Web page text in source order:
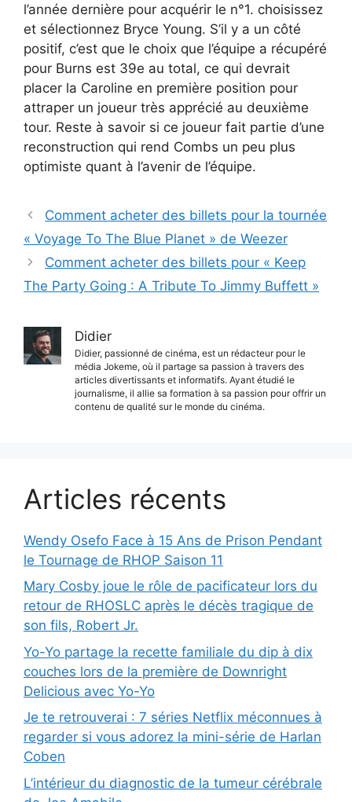
l’année dernière pour acquérir le n°1. choisissez
et sélectionnez Bryce Young. S’il y a un côté
positif, c’est que le choix que l’équipe a récupéré
pour Burns est 39e au total, ce qui devrait
placer la Caroline en première position pour
attraper un joueur très apprécié au deuxième
tour. Reste à savoir si ce joueur fait partie d’une
reconstruction qui rend Combs un peu plus
optimiste quant à l’avenir de l’équipe.
Comment acheter des billets pour la tournée
« Voyage To The Blue Planet » de Weezer
Comment acheter des billets pour « Keep
The Party Going : A Tribute To Jimmy Buffett »
Didier
Didier, passionné de cinéma, est un rédacteur pour le
média Jokeme, où il partage sa passion à travers des
articles divertissants et informatifs. Ayant étudié le
journalisme, il allie sa formation à sa passion pour offrir un
contenu de qualité sur le monde du cinéma.
Articles récents
Wendy Osefo Face à 15 Ans de Prison Pendant
le Tournage de RHOP Saison 11
Mary Cosby joue le rôle de pacificateur lors du
retour de RHOSLC après le décès tragique de
son fils, Robert Jr.
Yo-Yo partage la recette familiale du dip à dix
couches lors de la première de Downright
Delicious avec Yo-Yo
Je te retrouverai : 7 séries Netflix méconnues à
regarder si vous adorez la mini-série de Harlan
Coben
L’intérieur du diagnostic de la tumeur cérébrale